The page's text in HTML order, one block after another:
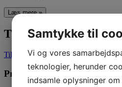
Læs mere »
Tilmeld dig dette
Tilmeld
Praktiske oplysninger:
Samtykke til
Vi og vores
teknologier, herunder
indsamle oplysninger